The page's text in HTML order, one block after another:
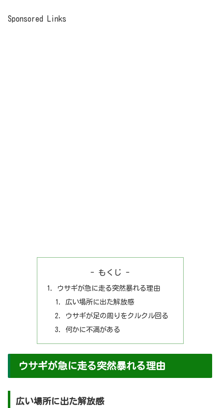
Sponsored Links
- もくじ -
ウサギが急に走る突然暴れる理由
広い場所に出た解放感
ウサギが足の周りをクルクル回る
何かに不満がある
ウサギが急に走る突然暴れる理由
広い場所に出た解放感